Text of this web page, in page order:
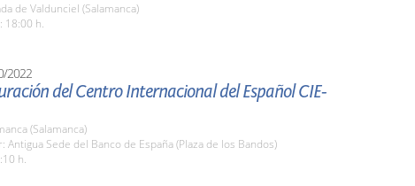
de Valdunciel (Salamanca)
18:00 h.
2022
del Centro Internacional del Español CIE-
(Salamanca)
Antigua Sede del Banco de España (Plaza de los Bandos)
h.